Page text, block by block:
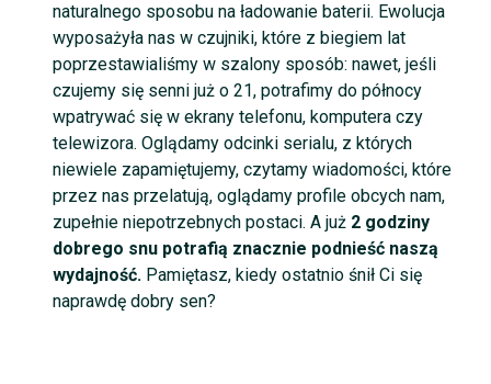
naturalnego sposobu na ładowanie baterii. Ewolucja
wyposażyła nas w czujniki, które z biegiem lat
poprzestawialiśmy w szalony sposób: nawet, jeśli
czujemy się senni już o 21, potrafimy do północy
wpatrywać się w ekrany telefonu, komputera czy
telewizora. Oglądamy odcinki serialu, z których
niewiele zapamiętujemy, czytamy wiadomości, które
przez nas przelatują, oglądamy profile obcych nam,
zupełnie niepotrzebnych postaci. A już 2 godziny
dobrego snu potrafią znacznie podnieść naszą
wydajność. Pamiętasz, kiedy ostatnio śnił Ci się
naprawdę dobry sen?